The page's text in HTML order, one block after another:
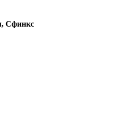
Сфинкс